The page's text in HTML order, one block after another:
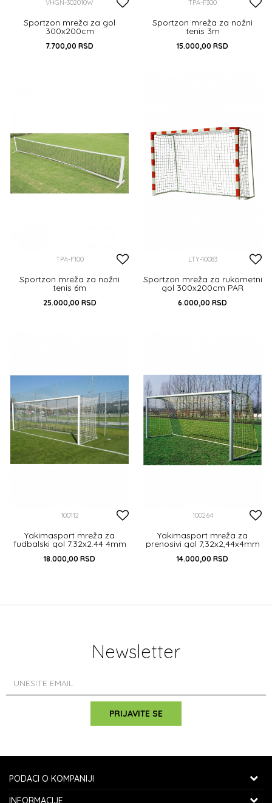
VHGN-302010W
Sportzon mreža za gol
300x200cm
7.700,00 RSD
TPA-F300
Sportzon mreža za nožni
tenis 3m
15.000,00 RSD
TPA-F100
Sportzon mreža za nožni
tenis 6m
25.000,00 RSD
LTY-10083
Sportzon mreža za rukometni
gol 300x200cm PAR
6.000,00 RSD
100112
Yakimasport mreža za
fudbalski gol 7.32x2.44 4mm
18.000,00 RSD
100264
Yakimasport mreža za
prenosivi gol 7,32x2,44x4mm
14.000,00 RSD
Newsletter
PRIJAVITE SE
PODACI O KOMPANIJI
SPORTZON SHOP
INFORMACIJE